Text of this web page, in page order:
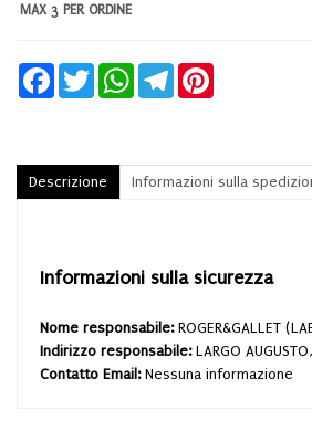
MAX 3 PER ORDINE
FacebookTwitter WhatsAppTelegram
Descrizione Informazioni sulla
Informazioni sulla sicurezza
Nome responsabile: ROGER&GALLET
Indirizzo responsabile: LARGO
Contatto Email: Nessuna informazione